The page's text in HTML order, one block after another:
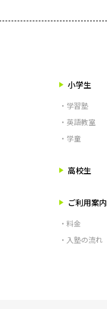
小学生
・学習塾
・英語教室
・学童
高校生
ご利用案内
・料金
・入塾の流れ